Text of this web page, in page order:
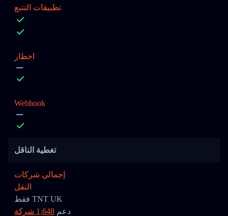
تطبيقات التتبع
اخطار
Webhook
تغطية الناقل
إجمالي شركات
النقل
فقط TNT UK
دعم
1,648 شركة